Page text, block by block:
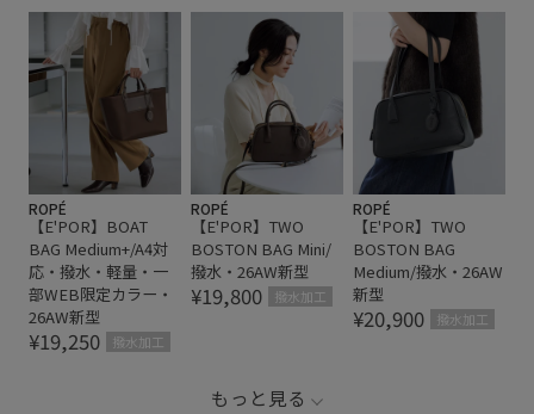
ROPÉ
【E'POR】BOAT
BAG Medium+/A4対
応・撥水・軽量・一
部WEB限定カラー・
26AW新型
¥19,250 撥水加工
ROPÉ
【E'POR】TWO
BOSTON BAG Mini/
撥水・26AW新型
¥19,800 撥水加工
ROPÉ
【E'POR】TWO
BOSTON BAG
Medium/撥水・26AW
新型
¥20,900 撥水加工
もっと見る